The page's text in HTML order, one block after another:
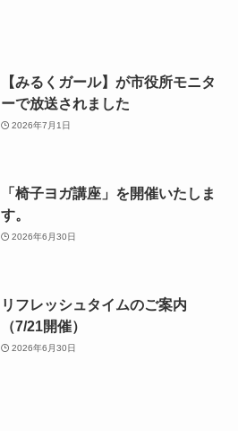
【みるくガール】が市役所モニタ
ーで放送されました
2026年7月1日
「椅子ヨガ講座」を開催いたしま
す。
2026年6月30日
リフレッシュタイムのご案内
（7/21開催）
2026年6月30日